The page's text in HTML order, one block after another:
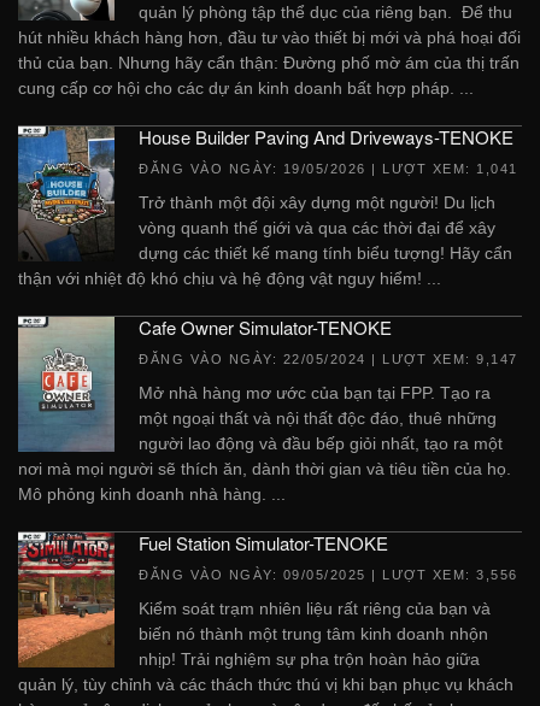
quản lý phòng tập thể dục của riêng bạn. Để thu
hút nhiều khách hàng hơn, đầu tư vào thiết bị mới và phá hoại đối
thủ của bạn. Nhưng hãy cẩn thận: Đường phố mờ ám của thị trấn
cung cấp cơ hội cho các dự án kinh doanh bất hợp pháp. ...
House Builder Paving And Driveways-TENOKE
ĐĂNG VÀO NGÀY: 19/05/2026 | LƯỢT XEM: 1,041
Trở thành một đội xây dựng một người! Du lịch
vòng quanh thế giới và qua các thời đại để xây
dựng các thiết kế mang tính biểu tượng! Hãy cẩn
thận với nhiệt độ khó chịu và hệ động vật nguy hiểm! ...
Cafe Owner Simulator-TENOKE
ĐĂNG VÀO NGÀY: 22/05/2024 | LƯỢT XEM: 9,147
Mở nhà hàng mơ ước của bạn tại FPP. Tạo ra
một ngoại thất và nội thất độc đáo, thuê những
người lao động và đầu bếp giỏi nhất, tạo ra một
nơi mà mọi người sẽ thích ăn, dành thời gian và tiêu tiền của họ.
Mô phỏng kinh doanh nhà hàng. ...
Fuel Station Simulator-TENOKE
ĐĂNG VÀO NGÀY: 09/05/2025 | LƯỢT XEM: 3,556
Kiểm soát trạm nhiên liệu rất riêng của bạn và
biến nó thành một trung tâm kinh doanh nhộn
nhịp! Trải nghiệm sự pha trộn hoàn hảo giữa
quản lý, tùy chỉnh và các thách thức thú vị khi bạn phục vụ khách